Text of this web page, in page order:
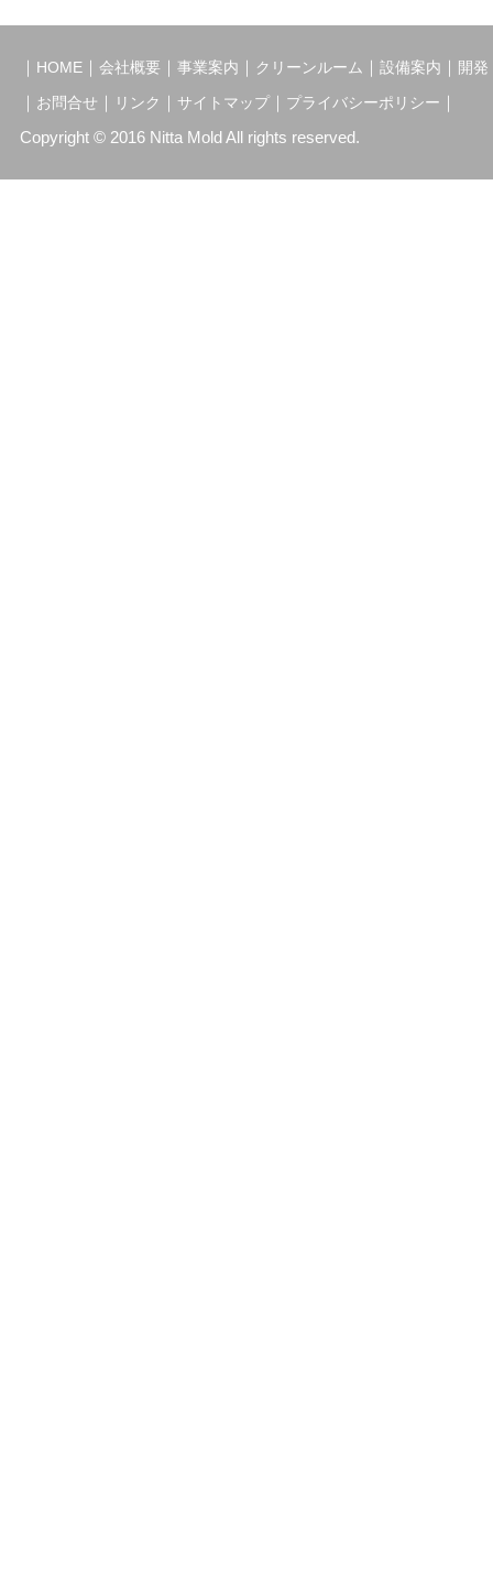
｜ HOME ｜ 会社概要 ｜ 事業案内 ｜ クリーンルーム ｜ 設備案内 ｜ 開
｜ お問合せ ｜ リンク ｜ サイトマップ｜ プライバシーポリシー ｜
Copyright © 2016 Nitta Mold All rights reserved.